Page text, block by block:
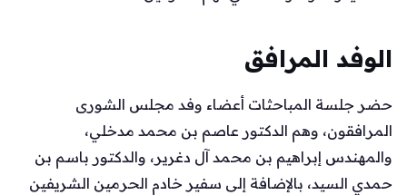
الوفد المرافق
حضر جلسة المباحثات أعضاء وفد مجلس الشورى
المرافقون، وهم الدكتور عاصم بن محمد مدخلي،
والمهندس إبراهيم بن محمد آل دغرير، والدكتور باسم بن
حمدي السيد، بالإضافة إلى سفير خادم الحرمين الشريفين